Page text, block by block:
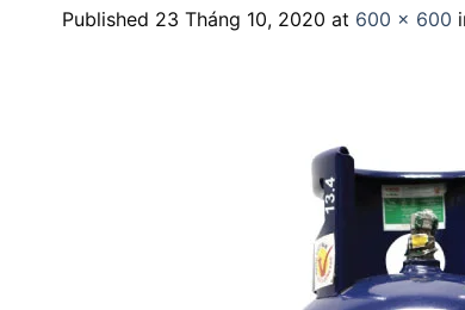
Published 23 Tháng 10, 2020 at 600 × 600